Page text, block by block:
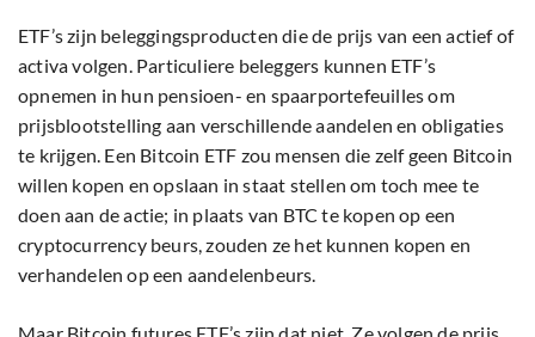
ETF’s zijn beleggingsproducten die de prijs van een actief of
activa volgen. Particuliere beleggers kunnen ETF’s
opnemen in hun pensioen- en spaarportefeuilles om
prijsblootstelling aan verschillende aandelen en obligaties
te krijgen. Een Bitcoin ETF zou mensen die zelf geen Bitcoin
willen kopen en opslaan in staat stellen om toch mee te
doen aan de actie; in plaats van BTC te kopen op een
cryptocurrency beurs, zouden ze het kunnen kopen en
verhandelen op een aandelenbeurs.